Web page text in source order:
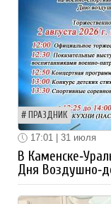
ПРАЗДНИК
17:01 | 31 июля
В
Дня